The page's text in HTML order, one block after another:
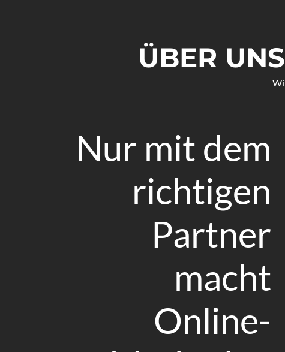
ÜBER
Nur mit dem
richtigen
Partner
macht
Online-